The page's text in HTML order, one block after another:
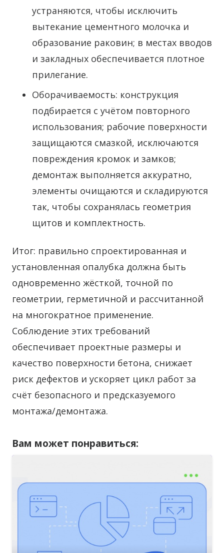
устраняются, чтобы исключить
вытекание цементного молочка и
образование раковин; в местах вводов
и закладных обеспечивается плотное
прилегание.
Оборачиваемость: конструкция
подбирается с учётом повторного
использования; рабочие поверхности
защищаются смазкой, исключаются
повреждения кромок и замков;
демонтаж выполняется аккуратно,
элементы очищаются и складируются
так, чтобы сохранялась геометрия
щитов и комплектность.
Итог: правильно спроектированная и
установленная опалубка должна быть
одновременно жёсткой, точной по
геометрии, герметичной и рассчитанной
на многократное применение.
Соблюдение этих требований
обеспечивает проектные размеры и
качество поверхности бетона, снижает
риск дефектов и ускоряет цикл работ за
счёт безопасного и предсказуемого
монтажа/демонтажа.
Вам может понравиться: